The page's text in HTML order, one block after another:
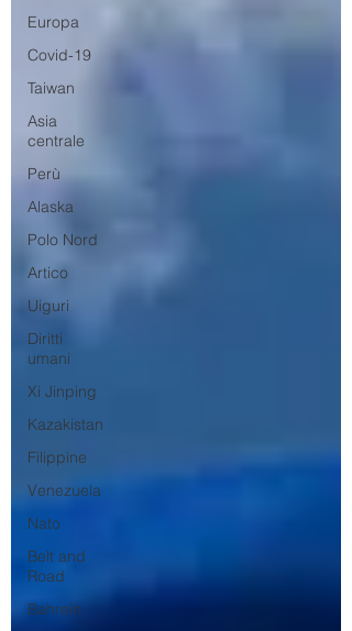
Europa
Covid-19
Taiwan
Asia
centrale
Perù
Alaska
Polo Nord
Artico
Uiguri
Diritti
umani
Xi Jinping
Kazakistan
Filippine
Venezuela
Nato
Belt and
Road
Bahrein